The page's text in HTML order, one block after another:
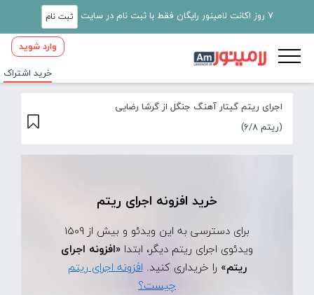
7 روز اکانت لامینور رایگان فقط با ثبت نام در سایت ثبت نام
وارد شوید
خرید اشتراک
اجرای ریتم گیتار آهنگ جنگل از گرشا رضایی
(ریتم 6/8)
خرید افزونه اجرای ریتم
برای دسترسی به این ویدئو و بیش از 1509
ویدئوی اجرای ریتم دیگر، ابتدا «افزونه اجرای
ریتم» را خریداری کنید.افزونه اجرای ریتم
چیست؟